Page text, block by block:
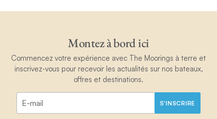
Montez à bord ici
Commencez votre expérience avec The Moorings à terre et
inscrivez-vous pour recevoir les actualités sur nos bateaux,
offres et destinations.
S'INSCRIRE